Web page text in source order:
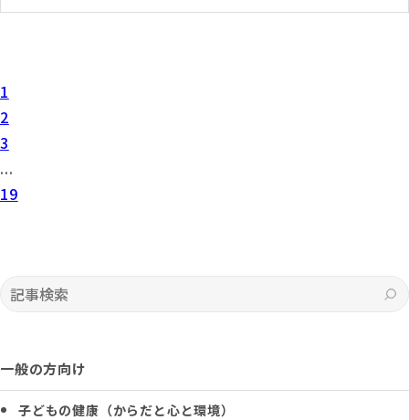
1
2
3
...
19
記事検索
一般の方向け
子どもの健康（からだと心と環境）